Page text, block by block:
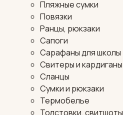
Пляжные сумки
Повязки
Ранцы, рюкзаки
Сапоги
Сарафаны для школы
Свитеры и кардиганы
Сланцы
Сумки и рюкзаки
Термобелье
Толстовки, свитшоты